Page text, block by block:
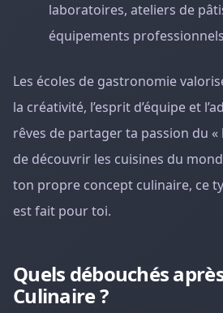
laboratoires, ateliers de
équipements
Les écoles de gastronomie
la créativité, l’esprit d’équipe et
rêves de partager ta passion du «
de découvrir les cuisines du
ton propre concept culinaire, ce
est fait pour toi.
Quels débouchés
Culinaire ?